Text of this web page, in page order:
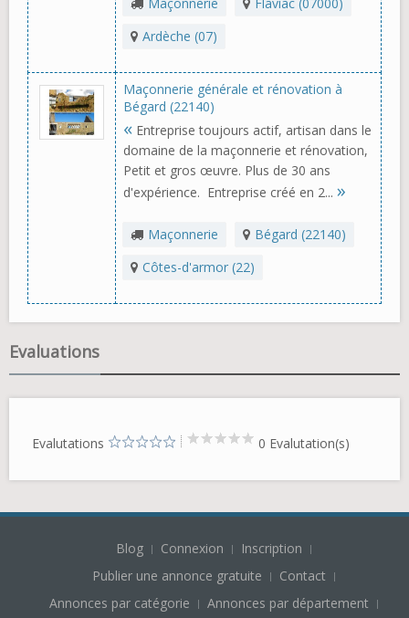
Ardèche (07)
Maçonnerie générale et rénovation à
Bégard (22140)
« Entreprise toujours actif, artisan dans le
domaine de la maçonnerie et rénovation,
Petit et gros œuvre. Plus de 30 ans
d'expérience. Entreprise créé en 2... »
Maçonnerie
Bégard (22140)
Côtes-d'armor (22)
Evaluations
Evalutations 0 Evalutation(s)
Blog Connexion
Inscription
Publier une annonce gratuite
Contact
Annonces par catégorie
Annonces par département